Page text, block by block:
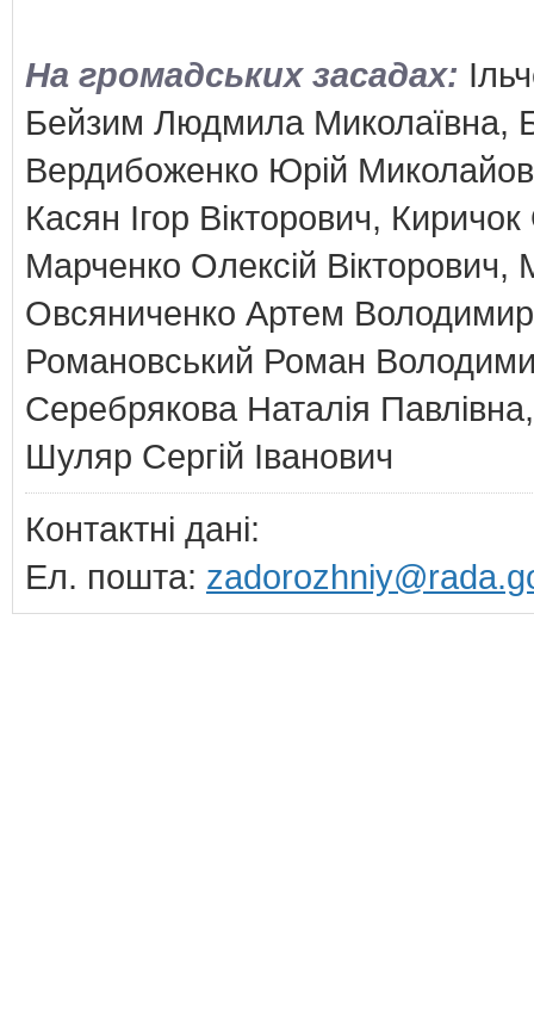
На громадських засадах:
Бейзим Людмила Миколаївна,
Вердибоженко Юрій
Касян Ігор Вікторович,
Марченко Олексій Вікторович,
Овсяниченко Артем
Романовський Роман
Серебрякова Наталія
Шуляр Сергій Іванович
Контактні дані:
Ел. пошта: